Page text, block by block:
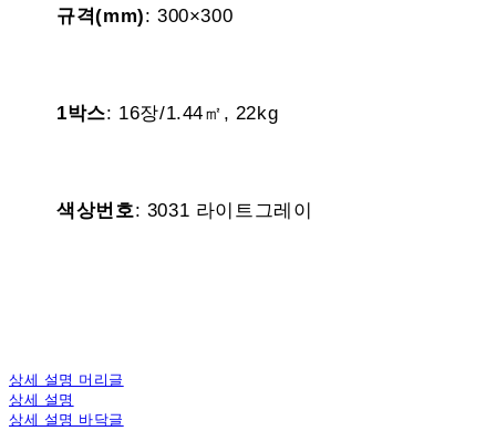
규격(mm): 300×300
1박스: 16장/1.44㎡, 22kg
색상번호: 3031 라이트그레이
상세 설명 머리글
상세 설명
상세 설명 바닥글